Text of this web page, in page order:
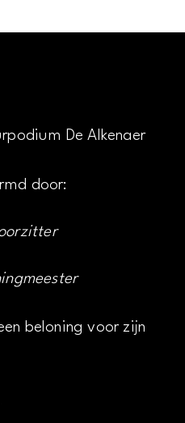
De Alkenaer
door:
beloning voor zijn